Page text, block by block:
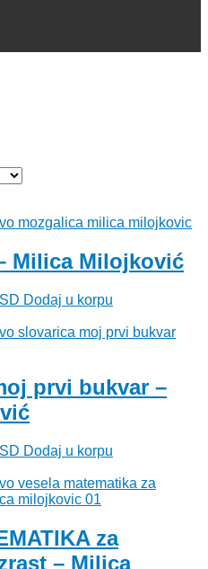
Milica Milojković
Trenutna
je:
Dodaj u korpu
prvi bukvar –
Trenutna
je:
550.00 RSD.
Dodaj u korpu
za
– Milica